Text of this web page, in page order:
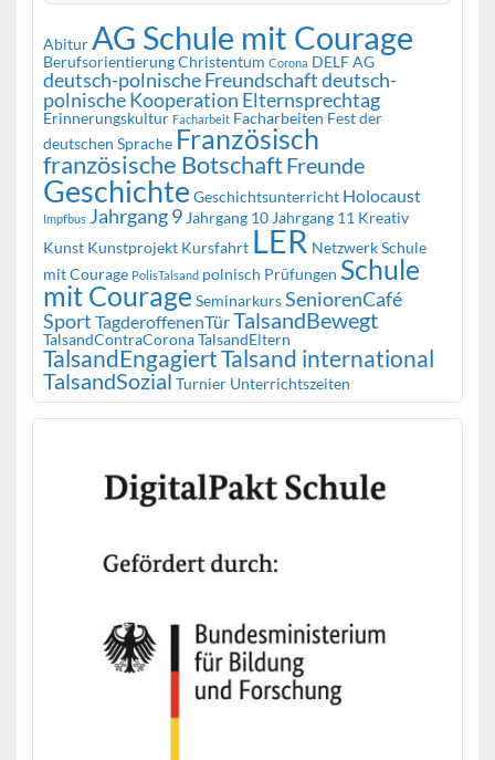
Abitur AG Schule mit Courage
BerufsorientierungChristentum Corona DELF AG
deutsch-polnische Freundschaftdeutsch-
polnische Kooperation Elternsprechtag
Erinnerungskultur Facharbeit Facharbeiten Fest der
deutschen Sprache Französisch
französische BotschaftFreunde
Geschichte Geschichtsunterricht Holocaust
Impfbus Jahrgang 9 Jahrgang 10 Jahrgang 11 Kreativ
Kunst Kunstprojekt Kursfahrt LER Netzwerk Schule
mit Courage PolisTalsand polnisch Prüfungen Schule
mit Courage SeminarkursSeniorenCafé
Sport TagderoffenenTürTalsandBewegt
TalsandContraCoronaTalsandEltern
TalsandEngagiertTalsand international
TalsandSozial Turnier Unterrichtszeiten